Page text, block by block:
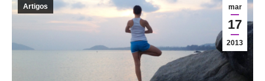
mar
17
2013
Artigos